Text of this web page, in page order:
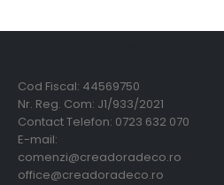
Cod Fiscal: 44569750
Nr. Reg. Com: J1/933/2021
Contact Telefon: 0723 632 070
E-mail:
comenzi@creadoradeco.ro
office@creadoradeco.ro